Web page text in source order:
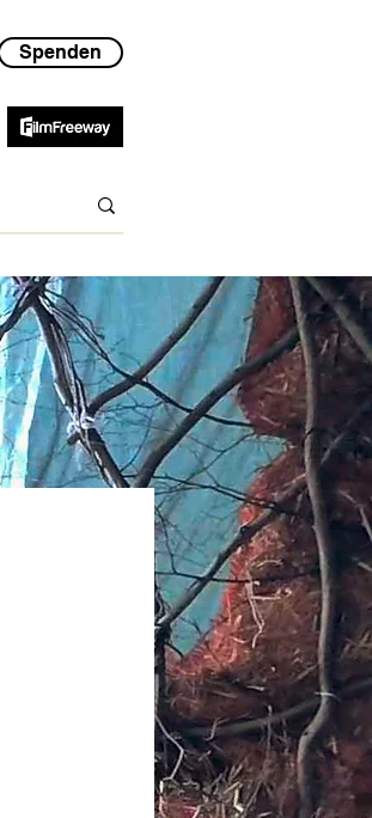
Spenden